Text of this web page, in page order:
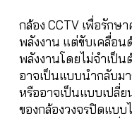
กล้อง CCTV เพื่อรักษ
พลังงาน แต่ขับเคลื่อน
พลังงานโดยไม่จำเป็น
อาจเป็นแบบนำกลับม
หรืออาจเป็นแบบเปลี่ย
ของกล้องวงจรปิดแบ